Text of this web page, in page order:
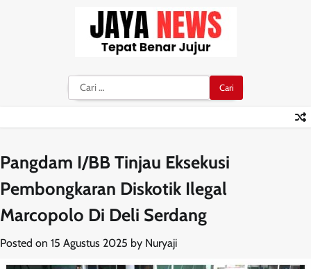
Cari
untuk:
Pangdam I/BB Tinjau Eksekusi
Pembongkaran Diskotik Ilegal
Marcopolo Di Deli Serdang
Posted on 15 Agustus 2025 by Nuryaji